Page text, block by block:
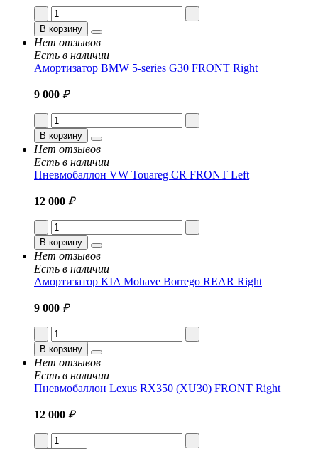
В корзину
Нет отзывов
Есть в наличии
Амортизатор BMW 5-series G30 FRONT Right
9 000 ₽
В корзину
Нет отзывов
Есть в наличии
Пневмобаллон VW Touareg CR FRONT Left
12 000 ₽
В корзину
Нет отзывов
Есть в наличии
Амортизатор KIA Mohave Borrego REAR Right
9 000 ₽
В корзину
Нет отзывов
Есть в наличии
Пневмобаллон Lexus RX350 (XU30) FRONT Right
12 000 ₽